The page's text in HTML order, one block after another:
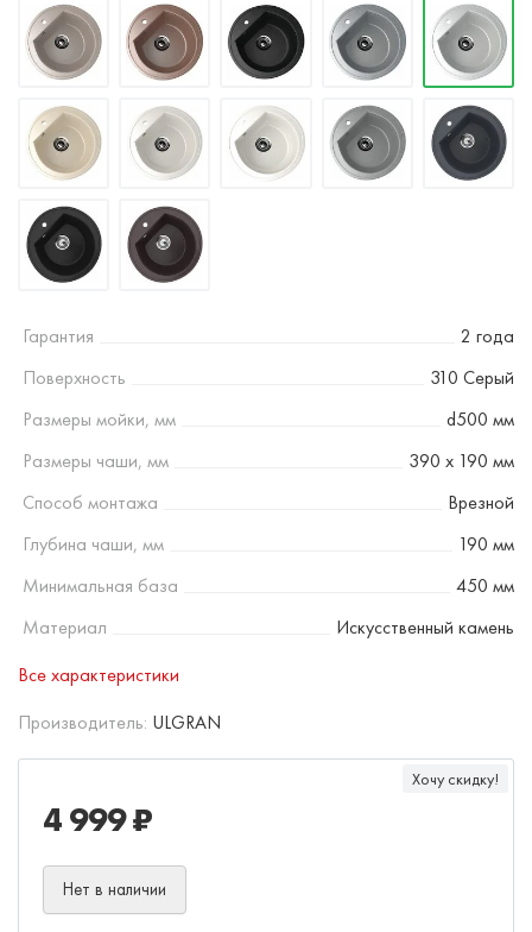
Гарантия
2 года
Поверхность
310 Серый
Размеры мойки, мм
d500 мм
Размеры чаши, мм
390 х 190 мм
Способ монтажа
Врезной
Глубина чаши, мм
190 мм
Минимальная база
450 мм
Материал
Искусственный камень
Все характеристики
Производитель: ULGRAN
Хочу скидку!
4 999 ₽
Нет в наличии